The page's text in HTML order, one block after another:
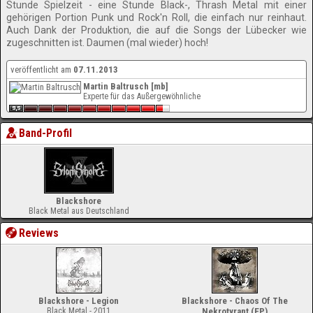
Stunde Spielzeit - eine Stunde Black-, Thrash Metal mit einer
gehörigen Portion Punk und Rock'n Roll, die einfach nur reinhaut.
Auch Dank der Produktion, die auf die Songs der Lübecker wie
zugeschnitten ist. Daumen (mal wieder) hoch!
veröffentlicht am 07.11.2013
Martin Baltrusch [mb]
Experte für das Außergewöhnliche
Band-Profil
Blackshore
Black Metal aus Deutschland
Reviews
Blackshore - Legion
Black Metal - 2011
Blackshore - Chaos Of The